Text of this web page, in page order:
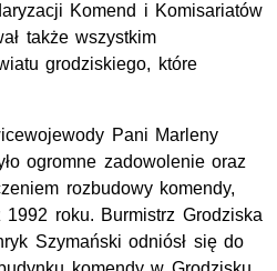
Komend i Komisariatów
także wszystkim
grodziskiego, które
Pani Marleny
ogromne zadowolenie oraz
rozbudowy komendy,
roku. Burmistrz Grodziska
Szymański odniósł się do